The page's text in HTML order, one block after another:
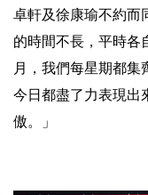
卓軒及徐康瑜不約而
的時間不長，平時各
月，我們每星期都集
今日都盡了力表現出
傲。」